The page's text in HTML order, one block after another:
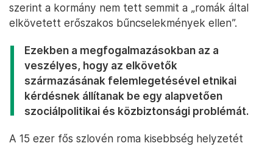
szerint a kormány nem tett semmit a „romák által
elkövetett erőszakos bűncselekmények ellen”.
Ezekben a megfogalmazásokban az a
veszélyes, hogy az elkövetők
származásának felemlegetésével etnikai
kérdésnek állítanak be egy alapvetően
szociálpolitikai és közbiztonsági problémát.
A 15 ezer fős szlovén roma kisebbség helyzetét